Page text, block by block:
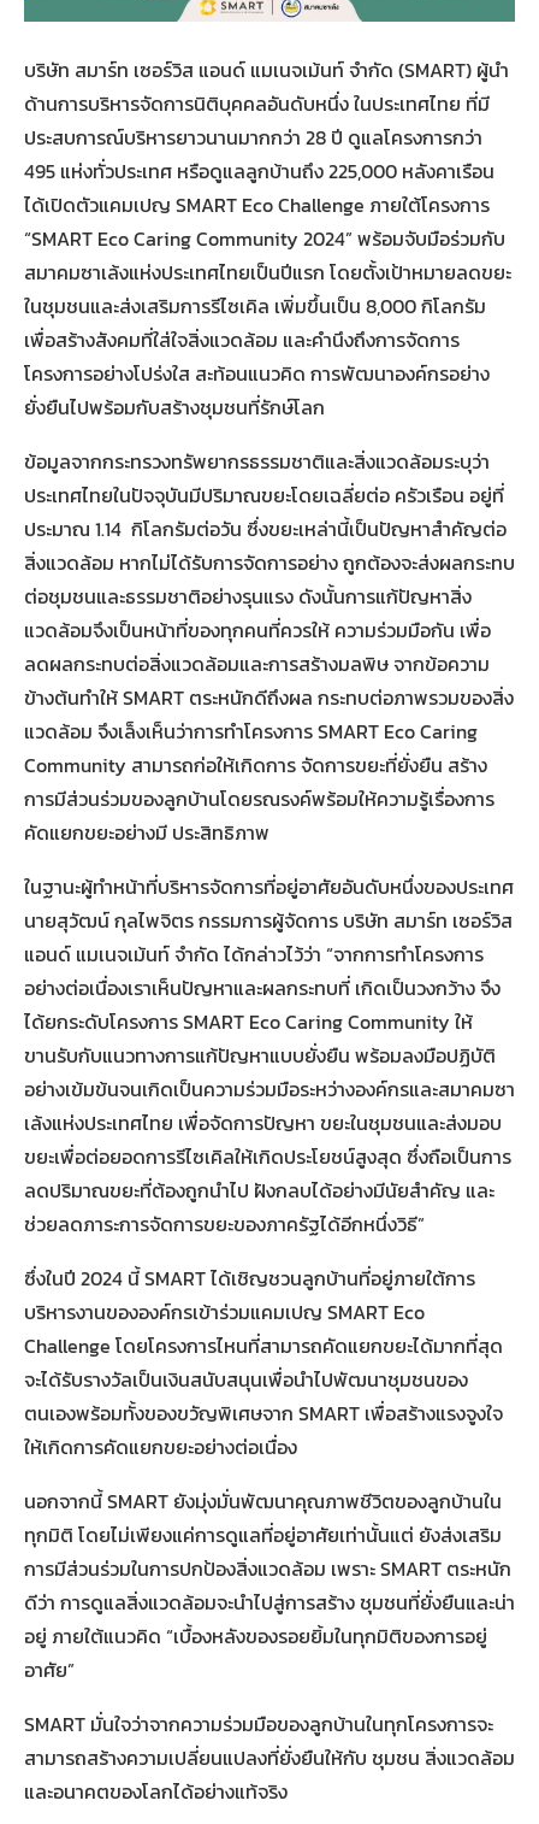
บริษัท สมาร์ท เซอร์วิส แอนด์ แมเนจเม้นท์ จำกัด (SMART) ผู้นำ
ด้านการบริหารจัดการนิติบุคคลอันดับหนึ่ง ในประเทศไทย ที่มี
ประสบการณ์บริหารยาวนานมากกว่า 28 ปี ดูแลโครงการกว่า
495 แห่งทั่วประเทศ หรือดูแลลูกบ้านถึง 225,000 หลังคาเรือน
ได้เปิดตัวแคมเปญ SMART Eco Challenge ภายใต้โครงการ
“SMART Eco Caring Community 2024” พร้อมจับมือร่วมกับ
สมาคมซาเล้งแห่งประเทศไทยเป็นปีแรก โดยตั้งเป้าหมายลดขยะ
ในชุมชนและส่งเสริมการรีไซเคิล เพิ่มขึ้นเป็น 8,000 กิโลกรัม
เพื่อสร้างสังคมที่ใส่ใจสิ่งแวดล้อม และคำนึงถึงการจัดการ
โครงการอย่างโปร่งใส สะท้อนแนวคิด การพัฒนาองค์กรอย่าง
ยั่งยืนไปพร้อมกับสร้างชุมชนที่รักษ์โลก
ข้อมูลจากกระทรวงทรัพยากรธรรมชาติและสิ่งแวดล้อมระบุว่า
ประเทศไทยในปัจจุบันมีปริมาณขยะโดยเฉลี่ยต่อ ครัวเรือน อยู่ที่
ประมาณ 1.14 กิโลกรัมต่อวัน ซึ่งขยะเหล่านี้เป็นปัญหาสำคัญต่อ
สิ่งแวดล้อม หากไม่ได้รับการจัดการอย่าง ถูกต้องจะส่งผลกระทบ
ต่อชุมชนและธรรมชาติอย่างรุนแรง ดังนั้นการแก้ปัญหาสิ่ง
แวดล้อมจึงเป็นหน้าที่ของทุกคนที่ควรให้ ความร่วมมือกัน เพื่อ
ลดผลกระทบต่อสิ่งแวดล้อมและการสร้างมลพิษ จากข้อความ
ข้างต้นทำให้ SMART ตระหนักดีถึงผล กระทบต่อภาพรวมของสิ่ง
แวดล้อม จึงเล็งเห็นว่าการทำโครงการ SMART Eco Caring
Community สามารถก่อให้เกิดการ จัดการขยะที่ยั่งยืน สร้าง
การมีส่วนร่วมของลูกบ้านโดยรณรงค์พร้อมให้ความรู้เรื่องการ
คัดแยกขยะอย่างมี ประสิทธิภาพ
ในฐานะผู้ทำหน้าที่บริหารจัดการที่อยู่อาศัยอันดับหนึ่งของประเทศ
นายสุวัฒน์ กุลไพจิตร กรรมการผู้จัดการ บริษัท สมาร์ท เซอร์วิส
แอนด์ แมเนจเม้นท์ จำกัด ได้กล่าวไว้ว่า “จากการทำโครงการ
อย่างต่อเนื่องเราเห็นปัญหาและผลกระทบที่ เกิดเป็นวงกว้าง จึง
ได้ยกระดับโครงการ SMART Eco Caring Community ให้
ขานรับกับแนวทางการแก้ปัญหาแบบยั่งยืน พร้อมลงมือปฏิบัติ
อย่างเข้มข้นจนเกิดเป็นความร่วมมือระหว่างองค์กรและสมาคมซา
เล้งแห่งประเทศไทย เพื่อจัดการปัญหา ขยะในชุมชนและส่งมอบ
ขยะเพื่อต่อยอดการรีไซเคิลให้เกิดประโยชน์สูงสุด ซึ่งถือเป็นการ
ลดปริมาณขยะที่ต้องถูกนำไป ฝังกลบได้อย่างมีนัยสำคัญ และ
ช่วยลดภาระการจัดการขยะของภาครัฐได้อีกหนึ่งวิธี”
ซึ่งในปี 2024 นี้ SMART ได้เชิญชวนลูกบ้านที่อยู่ภายใต้การ
บริหารงานขององค์กรเข้าร่วมแคมเปญ SMART Eco
Challenge โดยโครงการไหนที่สามารถคัดแยกขยะได้มากที่สุด
จะได้รับรางวัลเป็นเงินสนับสนุนเพื่อนำไปพัฒนาชุมชนของ
ตนเองพร้อมทั้งของขวัญพิเศษจาก SMART เพื่อสร้างแรงจูงใจ
ให้เกิดการคัดแยกขยะอย่างต่อเนื่อง
นอกจากนี้ SMART ยังมุ่งมั่นพัฒนาคุณภาพชีวิตของลูกบ้านใน
ทุกมิติ โดยไม่เพียงแค่การดูแลที่อยู่อาศัยเท่านั้นแต่ ยังส่งเสริม
การมีส่วนร่วมในการปกป้องสิ่งแวดล้อม เพราะ SMART ตระหนัก
ดีว่า การดูแลสิ่งแวดล้อมจะนำไปสู่การสร้าง ชุมชนที่ยั่งยืนและน่า
อยู่ ภายใต้แนวคิด “เบื้องหลังของรอยยิ้มในทุกมิติของการอยู่
อาศัย”
SMART มั่นใจว่าจากความร่วมมือของลูกบ้านในทุกโครงการจะ
สามารถสร้างความเปลี่ยนแปลงที่ยั่งยืนให้กับ ชุมชน สิ่งแวดล้อม
และอนาคตของโลกได้อย่างแท้จริง